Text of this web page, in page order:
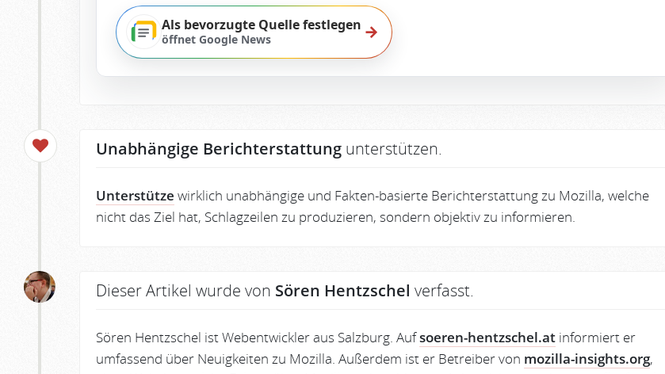
Als bevorzugte Quelle festlegen
öffnet Google News →
Unabhängige Berichterstattung unterstützen.
Unterstütze wirklich unabhängige und Fakten-basierte Berichterstattung zu Mozilla, welche
nicht das Ziel hat, Schlagzeilen zu produzieren, sondern objektiv zu informieren.
Dieser Artikel wurde von Sören Hentzschel verfasst.
Sören Hentzschel ist Webentwickler aus Salzburg. Aufsoeren-hentzschel.at informiert er
umfassend über Neuigkeiten zu Mozilla. Außerdem ist er Betreiber von mozilla-insights.org,